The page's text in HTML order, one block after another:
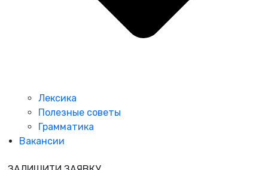
Лексика
Полезные советы
Грамматика
Вакансии